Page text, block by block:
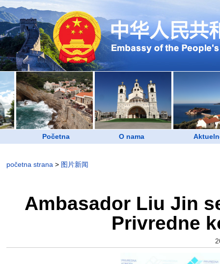
Početna O nama
početna strana > 图片新闻
Ambasador Liu Jin
Privredne